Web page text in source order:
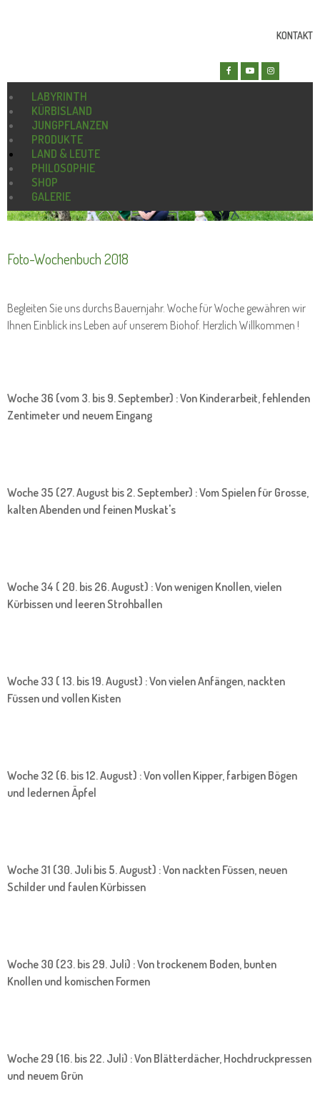
KONTAKT
LABYRINTH
KÜRBISLAND
JUNGPFLANZEN
PRODUKTE
LAND & LEUTE
PHILOSOPHIE
SHOP
GALERIE
Foto-Wochenbuch 2018
Begleiten Sie uns durchs Bauernjahr. Woche für Woche gewähren wir
Ihnen Einblick ins Leben auf unserem Biohof. Herzlich Willkommen !
Woche 36 (vom 3. bis 9. September) : Von Kinderarbeit, fehlenden
Zentimeter und neuem Eingang
Woche 35 (27. August bis 2. September) : Vom Spielen für Grosse,
kalten Abenden und feinen Muskat's
Woche 34 ( 20. bis 26. August) : Von wenigen Knollen, vielen
Kürbissen und leeren Strohballen
Woche 33 ( 13. bis 19. August) : Von vielen Anfängen, nackten
Füssen und vollen Kisten
Woche 32 (6. bis 12. August) : Von vollen Kipper, farbigen Bögen
und ledernen Äpfel
Woche 31 (30. Juli bis 5. August) : Von nackten Füssen, neuen
Schilder und faulen Kürbissen
Woche 30 (23. bis 29. Juli) : Von trockenem Boden, bunten
Knollen und komischen Formen
Woche 29 (16. bis 22. Juli) : Von Blätterdächer, Hochdruckpressen
und neuem Grün